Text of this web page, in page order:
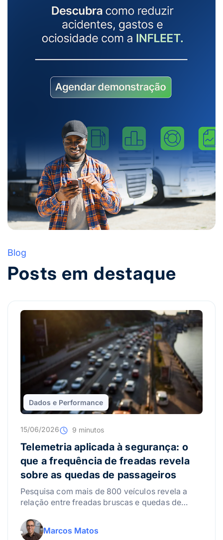
Blog
Posts em destaque
Dados e Performance
15/06/2026 9 minutos
Telemetria aplicada à segurança: o
que a frequência de freadas revela
sobre as quedas de passageiros
Pesquisa com mais de 800 veículos revela a
relação entre freadas bruscas e quedas de
na prevenção.
Marcos Matos